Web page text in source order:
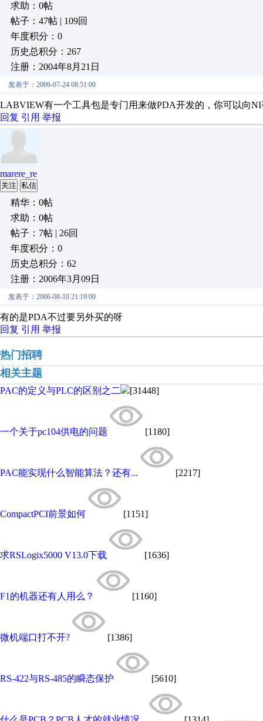
求助：0帖
帖子：47帖 | 109回
年度积分：0
历史总积分：267
注册：2004年8月21日
发表于：2006-07-24 08:51:00
LABVIEW有一个工具包是专门用来做PDA开发的，你可以向
回复 引用 举报
marere_re
关注 私信
精华：0帖
求助：0帖
帖子：7帖 | 26回
年度积分：0
历史总积分：62
注册：2006年3月09日
发表于：2006-08-10 21:19:00
有的是PDA不过要另外买的呀
回复 引用 举报
热门招聘
相关主题
PAC的定义与PLC的区别之二 [31448]
一个关于pc104供电的问题 [1180]
PAC能实现什么智能算法？还有... [2217]
CompactPCI前景如何 [1151]
求RSLogix5000 V13.0下载 [1636]
F1的机器还有人用么？ [1160]
微机端口打不开? [1386]
RS-422与RS-485的瞬态保护 [5610]